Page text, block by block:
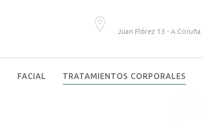
Juan Flórez 13 - A Coruña
FACIAL TRATAMIENTOS CORPORALES